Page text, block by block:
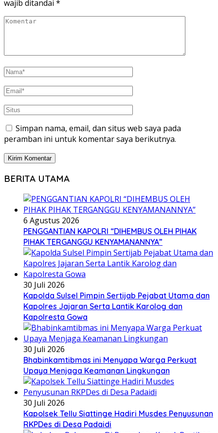
wajib ditandai *
Simpan nama, email, dan situs web saya pada
peramban ini untuk komentar saya berikutnya.
BERITA UTAMA
6 Agustus 2026
PENGGANTIAN KAPOLRI “DIHEMBUS OLEH PIHAK
PIHAK TERGANGGU KENYAMANANNYA”
30 Juli 2026
Kapolda Sulsel Pimpin Sertijab Pejabat Utama dan
Kapolres Jajaran Serta Lantik Karolog dan
Kapolresta Gowa
30 Juli 2026
Bhabinkamtibmas ini Menyapa Warga Perkuat
Upaya Menjaga Keamanan Lingkungan
30 Juli 2026
Kapolsek Tellu Siattinge Hadiri Musdes Penyusunan
RKPDes di Desa Padaidi